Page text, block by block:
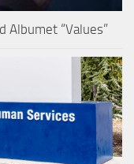
Albumet “Values”